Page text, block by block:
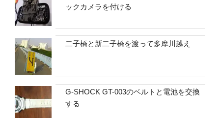
ックカメラを付ける
二子橋と新二子橋を渡って多摩川越え
G-SHOCK GT-003のベルトと電池を交換
する